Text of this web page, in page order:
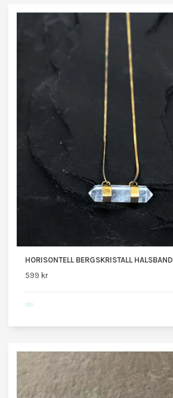
HORISONTELL BERGSKRISTALL HALSBAND
599 kr